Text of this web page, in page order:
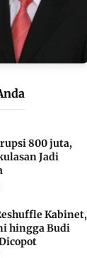
800 juta,
Jadi
Kabinet,
hingga Budi